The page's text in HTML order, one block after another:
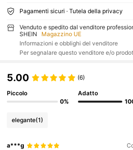
Pagamenti sicuri · Tutela della privacy
Venduto e spedito dal venditore
SHEIN
Magazzino UE
Informazioni e obblighi del venditore
Per segnalare questo venditore e/o
5.00 (6)
Piccolo
0%
Adatto
elegante(1)
a***g